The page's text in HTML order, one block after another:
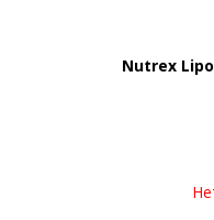
Nutrex